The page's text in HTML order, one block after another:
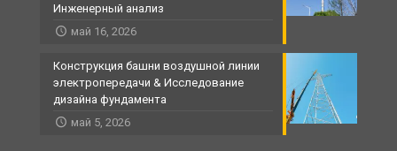
Инженерный анализ
май 16, 2026
Конструкция башни воздушной линии
электропередачи & Исследование
дизайна фундамента
май 5, 2026